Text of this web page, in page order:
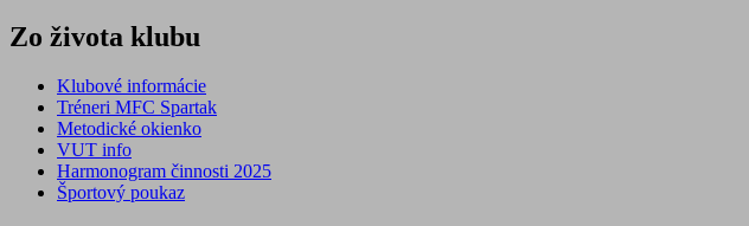
Zo života klubu
Klubové informácie
Tréneri MFC Spartak
Metodické okienko
VUT info
Harmonogram činnosti 2025
Športový poukaz